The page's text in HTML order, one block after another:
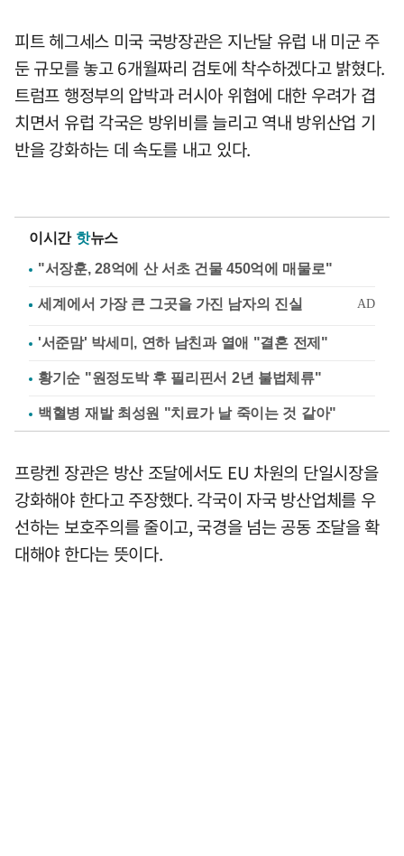
피트 헤그세스 미국 국방장관은 지난달 유럽 내 미군 주
둔 규모를 놓고 6개월짜리 검토에 착수하겠다고 밝혔다.
트럼프 행정부의 압박과 러시아 위협에 대한 우려가 겹
치면서 유럽 각국은 방위비를 늘리고 역내 방위산업 기
반을 강화하는 데 속도를 내고 있다.
이시간 핫뉴스
"서장훈, 28억에 산 서초 건물 450억에 매물로"
'서준맘' 박세미, 연하 남친과 열애 "결혼 전제"
황기순 "원정도박 후 필리핀서 2년 불법체류"
백혈병 재발 최성원 "치료가 날 죽이는 것 같아"
프랑켄 장관은 방산 조달에서도 EU 차원의 단일시장을
강화해야 한다고 주장했다. 각국이 자국 방산업체를 우
선하는 보호주의를 줄이고, 국경을 넘는 공동 조달을 확
대해야 한다는 뜻이다.